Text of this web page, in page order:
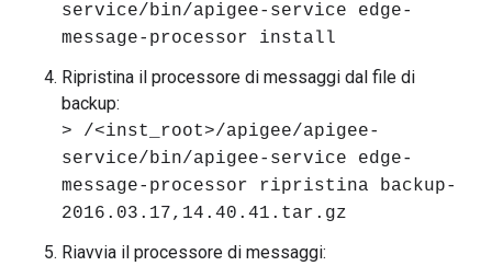
service/bin/apigee-service edge-
message-processor install
Ripristina il processore di messaggi dal file di
backup:
> /<inst_root>/apigee/apigee-
service/bin/apigee-service edge-
message-processor ripristina backup-
2016.03.17,14.40.41.tar.gz
Riavvia il processore di messaggi: